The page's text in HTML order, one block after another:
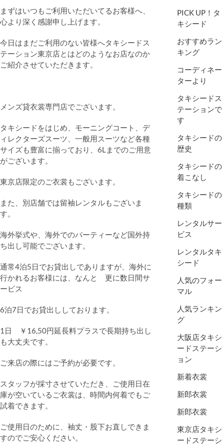
まずはいつもご利用いただいてるお客様へ、
心より深く感謝申し上げます。
今日はまだご利用のない皆様へタキシードス
テーション東京店とはどのようなお店なのか
ご紹介させていただきます。
メンズ貸衣裳専門店でございます。
タキシードをはじめ、モーニングコート、デ
ィレクターズスーツ、一般用スーツなど各種
サイズも豊富に揃っており、6Lまでのご用意
がございます。
東京店限定のご衣裳もございます。
また、別店舗では留袖レンタルもございま
す。
海外挙式や、海外でのパーティーなど国外持
ち出し可能でございます。
通常4泊5日でお貸出しでありますが、海外に
行かれるお客様には、なんと 更に数日間サ
ービス
6泊7日でお貸出ししております。
1日 ￥16,50円延長料プラスで長期持ち出し
も大丈夫です。
ご来店の際にはご予約が必要です。
スタッフが採寸させていただき、ご使用日在
庫が空いているご衣裳は、時間内何着でもご
試着できます。
ご使用日のために、袖丈・股下お直しできま
すのでご安心ください。
PICK UP！タ
キシード
おすすめラン
キング
コーディネー
ターより
タキシードス
テーションで
す
タキシードの
歴史
タキシードの
着こなし
タキシードの
種類
レンタルサー
ビス
レンタルタキ
シード
人気のフォー
マル
人気ランキン
グ
大阪店タキシ
ードステーシ
ョン
新着衣裳
新郎衣裳
新郎衣裳
東京店タキシ
ードステーシ